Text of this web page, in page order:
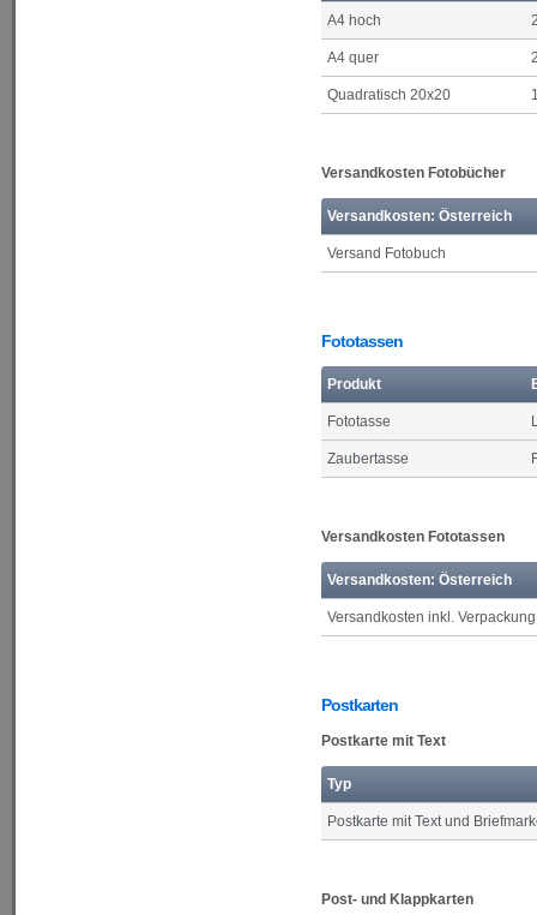
A4 hoch
A4 quer
Quadratisch 20x20
Versandkosten Fotobücher
Versandkosten: Österreich
Versand Fotobuch
Fototassen
Produkt
Fototasse
Zaubertasse
Versandkosten Fototassen
Versandkosten: Österreich
Versandkosten inkl. Verpackung
Postkarten
Postkarte mit Text
Typ
Postkarte mit Text und
Post- und Klappkarten